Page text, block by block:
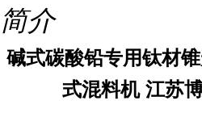
简介
碱式碳酸铅专用钛材
式混料机 江苏